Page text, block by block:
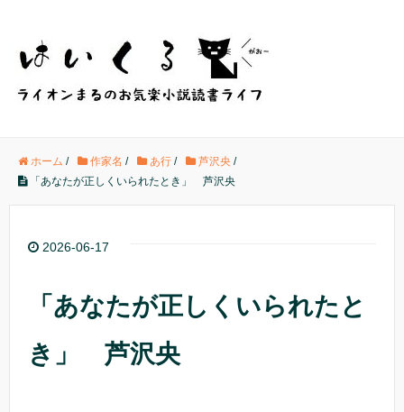
ホーム / 作家名 / あ行 / 芦沢央 /
「あなたが正しくいられたとき」 芦沢央
2026-06-17
「あなたが正しくいられたと
き」 芦沢央